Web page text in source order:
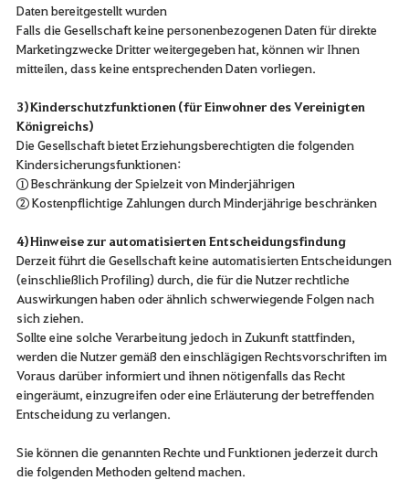
Daten bereitgestellt wurden
Falls die Gesellschaft keine personenbezogenen Daten für direkte
Marketingzwecke Dritter weitergegeben hat, können wir Ihnen
mitteilen, dass keine entsprechenden Daten vorliegen.
3) Kinderschutzfunktionen (für Einwohner des Vereinigten
Königreichs)
Die Gesellschaft bietet Erziehungsberechtigten die folgenden
Kindersicherungsfunktionen:
① Beschränkung der Spielzeit von Minderjährigen
② Kostenpflichtige Zahlungen durch Minderjährige beschränken
4) Hinweise zur automatisierten Entscheidungsfindung
Derzeit führt die Gesellschaft keine automatisierten Entscheidungen
(einschließlich Profiling) durch, die für die Nutzer rechtliche
Auswirkungen haben oder ähnlich schwerwiegende Folgen nach
sich ziehen.
Sollte eine solche Verarbeitung jedoch in Zukunft stattfinden,
werden die Nutzer gemäß den einschlägigen Rechtsvorschriften im
Voraus darüber informiert und ihnen nötigenfalls das Recht
eingeräumt, einzugreifen oder eine Erläuterung der betreffenden
Entscheidung zu verlangen.
Sie können die genannten Rechte und Funktionen jederzeit durch
die folgenden Methoden geltend machen.